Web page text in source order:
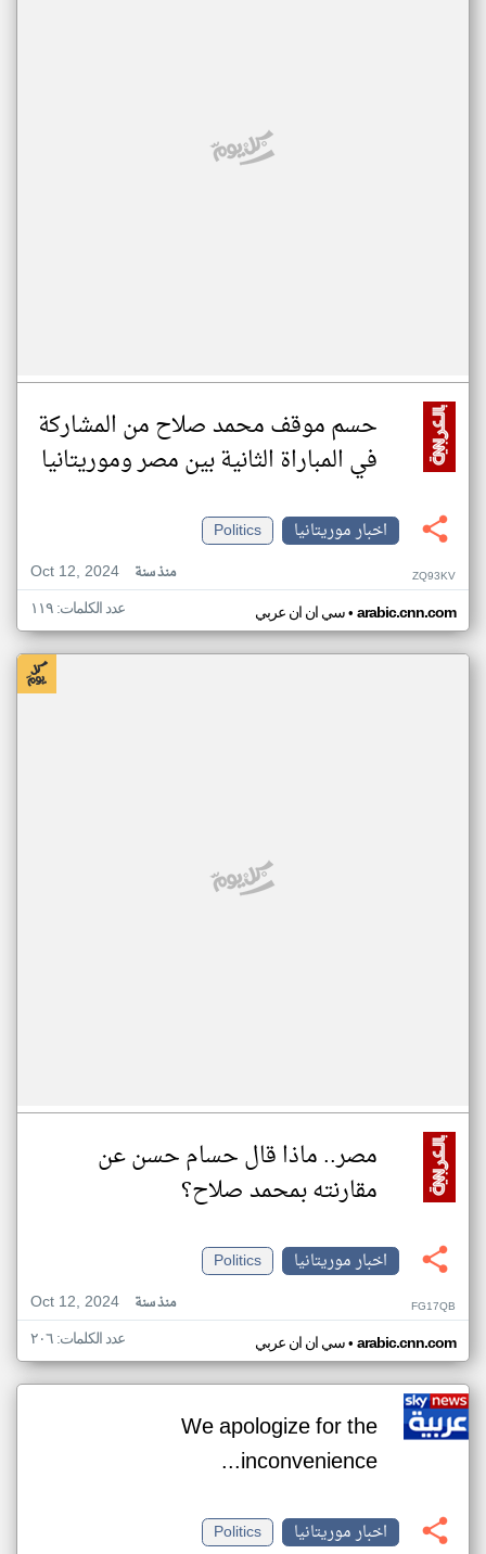
حسم موقف محمد صلاح من المشاركة
في المباراة الثانية بين مصر وموريتانيا
اخبار موريتانيا
Politics
Oct 12, 2024
منذ سنة ZQ93KV
سي ان ان عربي• arabic.cnn.com عدد الكلمات: ١١٩
مصر.. ماذا قال حسام حسن عن
مقارنته بمحمد صلاح؟
اخبار موريتانيا
Politics
Oct 12, 2024
منذ سنة FG17QB
سي ان ان عربي• arabic.cnn.com عدد الكلمات: ٢٠٦
We apologize for the
inconvenience...
اخبار موريتانيا
Politics